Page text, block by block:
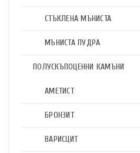
СТЪКЛЕНА МЪНИСТА
МЪНИСТА ПУДРА
ПОЛУСКЪПОЦЕННИ КАМЪНИ
АМЕТИСТ
БРОНЗИТ
ВАРИСЦИТ